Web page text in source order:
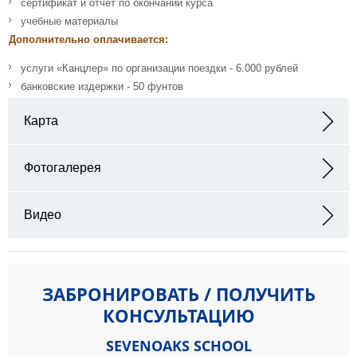
сертификат и отчет по окончании курса
учебные материалы
Дополнительно оплачивается:
услуги «Канцлер» по организации поездки - 6.000 рублей
банковские издержки - 50 фунтов
Карта
Фотогалерея
Видео
ЗАБРОНИРОВАТЬ / ПОЛУЧИТЬ
КОНСУЛЬТАЦИЮ
SEVENOAKS SCHOOL